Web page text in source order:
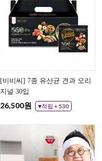
[비비씨] 7종 유산균 견과 오리
지널 30입
26,500원 ♥적립 + 530